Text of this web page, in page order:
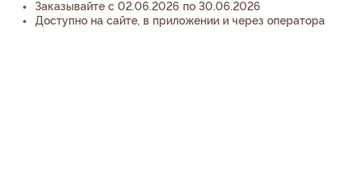
Заказывайте с 02.06.2026 по 30.06.2026
Доступно на сайте, в приложении и через оператора